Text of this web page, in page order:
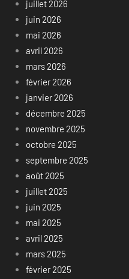
juillet 2026
juin 2026
mai 2026
avril 2026
mars 2026
février 2026
janvier 2026
décembre 2025
novembre 2025
octobre 2025
septembre 2025
août 2025
juillet 2025
juin 2025
mai 2025
avril 2025
mars 2025
février 2025